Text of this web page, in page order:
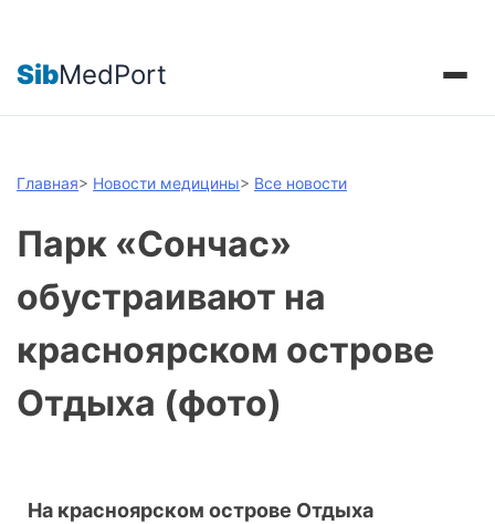
SibMedPort
Главная> Новости медицины> Все новости
Парк «Сончас»
обустраивают на
красноярском острове
Отдыха (фото)
На красноярском острове Отдыха